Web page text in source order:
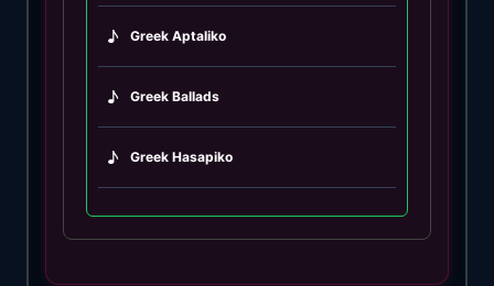
♪ Greek Aptaliko
♪ Greek Ballads
♪ Greek Hasapiko
♪ Greek Hasaposerviko
♪